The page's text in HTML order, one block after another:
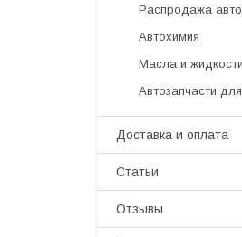
Распродажа
Автохимия
Масла и жидкости
Автозапчасти
Доставка и оплата
Статьи
Отзывы